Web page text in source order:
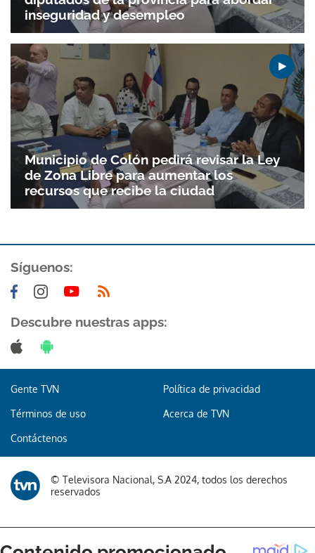
Gracias por suscribirte a nuestro boletín.
inseguridad y desempleo
Municipio de Colón pedirá revisar la Ley
de Zona Libre para aumentar los
recursos que recibe la ciudad
Síguenos:
Descubre nuestras apps:
Gente TVN Política de privacidad
Términos de uso Acerca de TVN
Contáctenos
© Televisora Nacional, S.A 2024, todos los derechos
reservados